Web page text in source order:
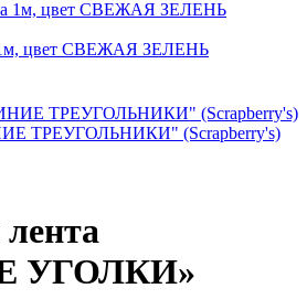
1м, цвет СВЕЖАЯ ЗЕЛЕНЬ
ТРЕУГОЛЬНИКИ" (Scrapberry's)
УГОЛКИ»